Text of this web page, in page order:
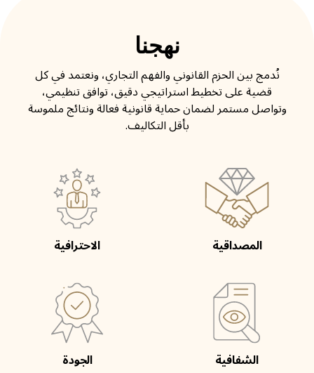
نهجنا
نُدمج بين الحزم القانوني والفهم التجاري، ونعتمد في كل
قضية على تخطيط استراتيجي دقيق، توافق تنظيمي،
وتواصل مستمر لضمان حماية قانونية فعالة ونتائج ملموسة
بأقل التكاليف.
المصداقية الاحترافية
الشفافية الجودة